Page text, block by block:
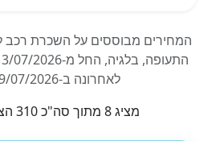
לאחרונה ב-09/07/2026 15:41.
מציג 8 מתוך סה"כ 310 הצעות שמצאנו